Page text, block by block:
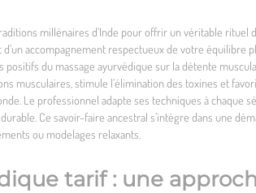
millénaires d’Inde pour offrir un véritable
accompagnement respectueux de votre
du massage ayurvédique sur la détente
musculaires, stimule l’élimination des toxines et
Le professionnel adapte ses techniques à
Ce savoir-faire ancestral s’intègre dans une
ou modelages relaxants.
tarif : une